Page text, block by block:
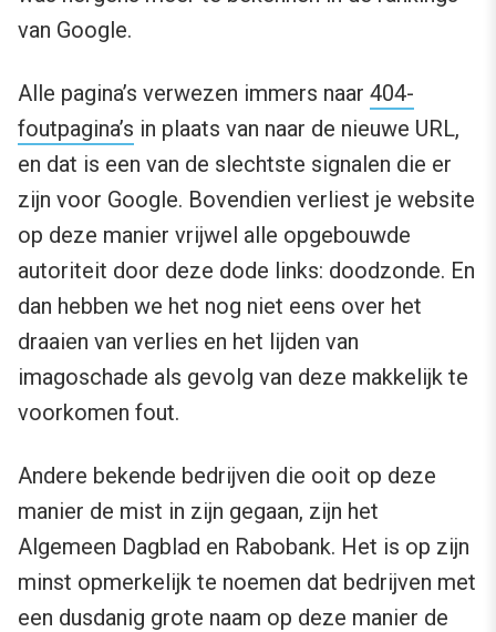
van Google.
Alle pagina’s verwezen immers naar 404-
foutpagina’s in plaats van naar de nieuwe URL,
en dat is een van de slechtste signalen die er
zijn voor Google. Bovendien verliest je website
op deze manier vrijwel alle opgebouwde
autoriteit door deze dode links: doodzonde. En
dan hebben we het nog niet eens over het
draaien van verlies en het lijden van
imagoschade als gevolg van deze makkelijk te
voorkomen fout.
Andere bekende bedrijven die ooit op deze
manier de mist in zijn gegaan, zijn het
Algemeen Dagblad en Rabobank. Het is op zijn
minst opmerkelijk te noemen dat bedrijven met
een dusdanig grote naam op deze manier de